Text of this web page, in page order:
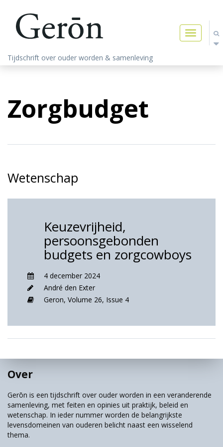
Toggle
navigation
Tijdschrift over ouder worden & samenleving
Zorgbudget
Wetenschap
Keuzevrijheid,
persoonsgebonden
budgets en zorgcowboys
4 december 2024
André den Exter
Geron, Volume 26, Issue 4
Over
Gerōn is een tijdschrift over ouder worden in een veranderende
samenleving, met feiten en opinies uit praktijk, beleid en
wetenschap. In ieder nummer worden de belangrijkste
levensdomeinen van ouderen belicht naast een wisselend
thema.